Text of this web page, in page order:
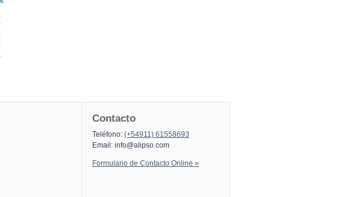
Contacto
Teléfono: (+54911) 61558693
Email: info@alipso.com
Formulario de Contacto Online »